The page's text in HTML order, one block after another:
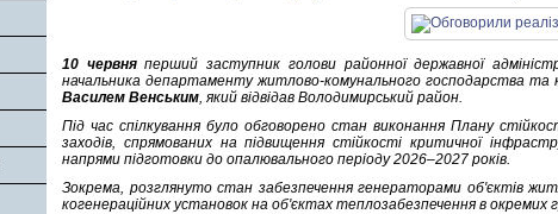
10 червняперший заступник голови районної державної
начальника департаменту житлово-комунального господарства та
Василем Венським, який відвідав Володимирський район.
Під час спілкування було обговорено стан виконання Плану
заходів, спрямованих на підвищення стійкості критичної
напрями підготовки до опалювального періоду 2026–2027 років.
Зокрема, розглянуто стан забезпечення генераторами об'єктів
когенераційних установок на об'єктах теплозабезпечення в окремих